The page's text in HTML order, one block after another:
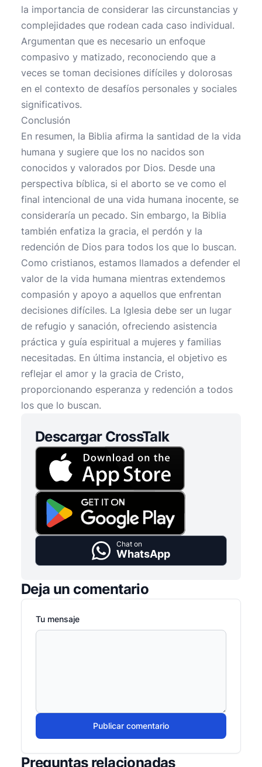
la importancia de considerar las circunstancias y
complejidades que rodean cada caso individual.
Argumentan que es necesario un enfoque
compasivo y matizado, reconociendo que a
veces se toman decisiones difíciles y dolorosas
en el contexto de desafíos personales y sociales
significativos.
Conclusión
En resumen, la Biblia afirma la santidad de la vida
humana y sugiere que los no nacidos son
conocidos y valorados por Dios. Desde una
perspectiva bíblica, si el aborto se ve como el
final intencional de una vida humana inocente, se
consideraría un pecado. Sin embargo, la Biblia
también enfatiza la gracia, el perdón y la
redención de Dios para todos los que lo buscan.
Como cristianos, estamos llamados a defender el
valor de la vida humana mientras extendemos
compasión y apoyo a aquellos que enfrentan
decisiones difíciles. La Iglesia debe ser un lugar
de refugio y sanación, ofreciendo asistencia
práctica y guía espiritual a mujeres y familias
necesitadas. En última instancia, el objetivo es
reflejar el amor y la gracia de Cristo,
proporcionando esperanza y redención a todos
los que lo buscan.
Descargar CrossTalk
Chat on
WhatsApp
Deja un comentario
Tu mensaje
Publicar comentario
Preguntas relacionadas